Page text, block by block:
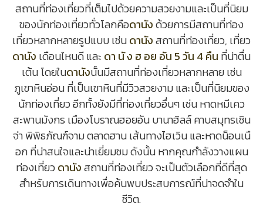
สถานที่ท่องเที่ยวที่เต็มไปด้วยความสวยงามและเป็นที่นิยม
ของนักท่องเที่ยวทั่วโลกคือดานังด้วยการมีสถานที่ท่อง
เที่ยวหลากหลายรูปแบบ เช่นดานังสถานที่ท่องเที่ยว, เที่ยว
ดานัง เดือนไหนดี และ ดา นั ง ฮ อย อัน 5 วัน 4 คืน ที่น่าตื่น
เต้น โดยในดานังนั้นมีสถานที่ท่องเที่ยวหลากหลาย เช่น
ภูเขาหินอ่อน ที่เป็นเขาหินที่มีวิวสวยงาม และเป็นที่นิยมของ
นักท่องเที่ยว อีกทั้งยังมีที่ท่องเที่ยวอื่นๆ เช่น หาดหมีเคว
สะพานมังกร เมืองโบราณฮอยอัน บานาฮิลล์ คาบสมุทรเซิน
จ่า พิพิธภัณฑ์จาม ตลาดฮาน เส้นทางไฮเวิน และหาดน็อนเนื
อก ที่น่าสนใจและน่าเยี่ยมชม ดังนั้น หากคุณกำลังวางแผน
ท่องเที่ยว ดานังสถานที่ท่องเที่ยว จะเป็นตัวเลือกที่ดีที่สุด
สำหรับการเดินทางเพื่อค้นพบประสบการณ์ที่น่าจดจำใน
ชีวิต.